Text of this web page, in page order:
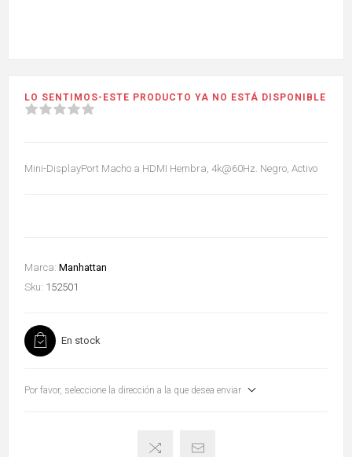
LO SENTIMOS-ESTE PRODUCTO YA NO ESTÁ DISPONIBLE
Mini-DisplayPort Macho a HDMI Hembra, 4k@60Hz. Negro, Activo
Marca: Manhattan
Sku: 152501
En stock
Por favor, seleccione la dirección a la que desea enviar